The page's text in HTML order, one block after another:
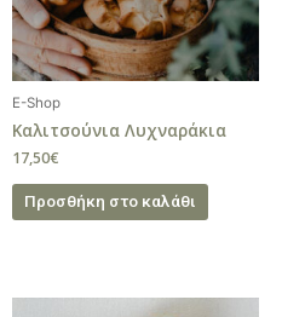
E-Shop
Καλιτσούνια Λυχναράκια
17,50€
Προσθήκη στο καλάθι